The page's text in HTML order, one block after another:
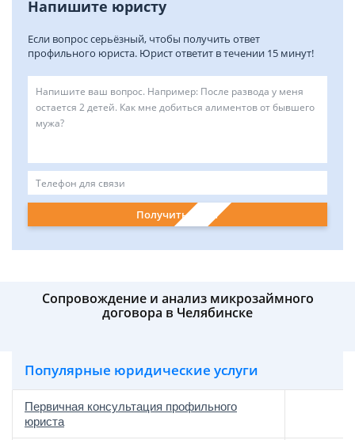
Напишите юристу
Если вопрос серьёзный, чтобы получить ответ
профильного юриста. Юрист ответит в течении 15 минут!
Получить ответ
Сопровождение и анализ микрозаймного
договора в Челябинске
Популярные юридические услуги
Первичная консультация профильного
юриста